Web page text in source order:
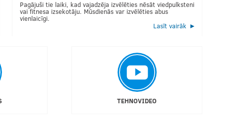
Pagājuši tie laiki, kad vajadzēja izvēlēties nēsāt viedpulksteni
vai fitnesa izsekotāju. Mūsdienās var izvēlēties abus
vienlaicīgi.
Lasīt vairāk
TEHNOVIDEO